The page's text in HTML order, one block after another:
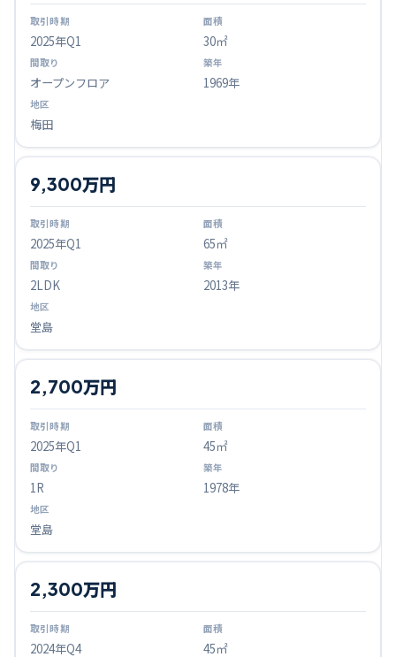
2025年Q1 30㎡
オープンフロア 1969年
梅田
2025年Q1
9,300万円
65㎡
2LDK 2013年
堂島
2025年Q1
2,700万円
45㎡
1R 1978年
堂島
2024年Q4
2,300万円
45㎡